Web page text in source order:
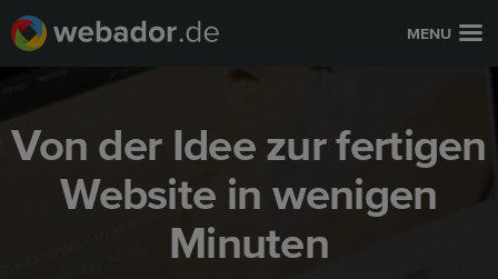
MENU
Von der Idee zur fertigen
Website in wenigen
Minuten